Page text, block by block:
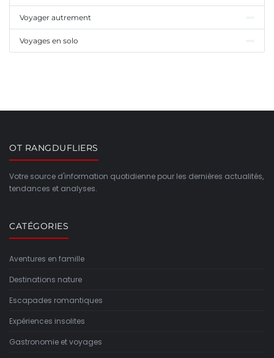
Voyager autrement
Voyages en solo
OT RANGDUFLIERS
Votre source d'information quotidienne pour les dernières actualités,
tendances et analyses.
CATÉGORIES
Aventures en famille
Destinations nature
Escapades romantiques
Expériences insolites
Gastronomie et voyages